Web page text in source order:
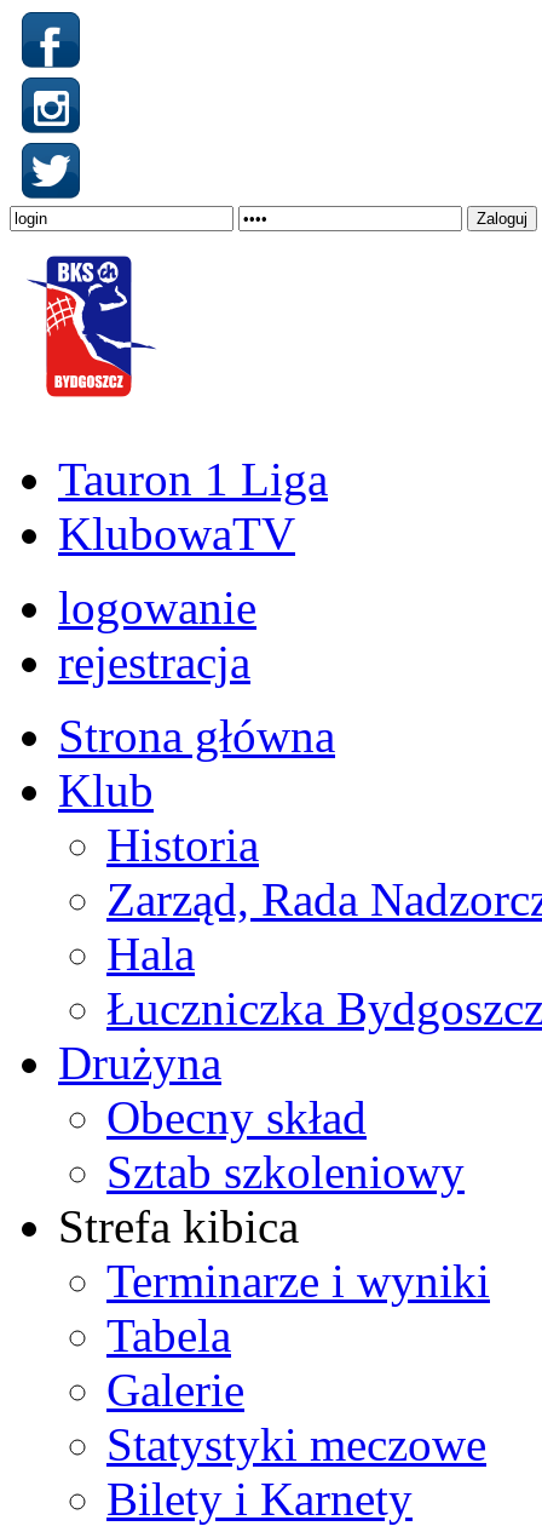
Tauron 1 Liga
KlubowaTV
logowanie
rejestracja
Strona główna
Klub
Historia
Zarząd, Rada
Hala
Łuczniczka
Drużyna
Obecny skład
Sztab szkoleniowy
Strefa kibica
Terminarze i wyniki
Tabela
Galerie
Statystyki meczowe
Bilety i Karnety